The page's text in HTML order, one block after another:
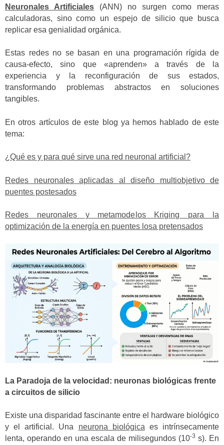
Neuronales Artificiales (ANN) no surgen como meras
calculadoras, sino como un espejo de silicio que busca
replicar esa genialidad orgánica.
Estas redes no se basan en una programación rígida de
causa-efecto, sino que «aprenden» a través de la
experiencia y la reconfiguración de sus estados,
transformando problemas abstractos en soluciones
tangibles.
En otros artículos de este blog ya hemos hablado de este
tema:
¿Qué es y para qué sirve una red neuronal artificial?
Redes neuronales aplicadas al diseño multiobjetivo de
puentes postesados
Redes neuronales y metamodelos Kriging para la
optimización de la energía en puentes losa pretensados
La Paradoja de la velocidad: neuronas biológicas frente
a circuitos de silicio
Existe una disparidad fascinante entre el hardware biológico
y el artificial. Una neurona biológica es intrínsecamente
lenta, operando en una escala de milisegundos (10-3 s). En